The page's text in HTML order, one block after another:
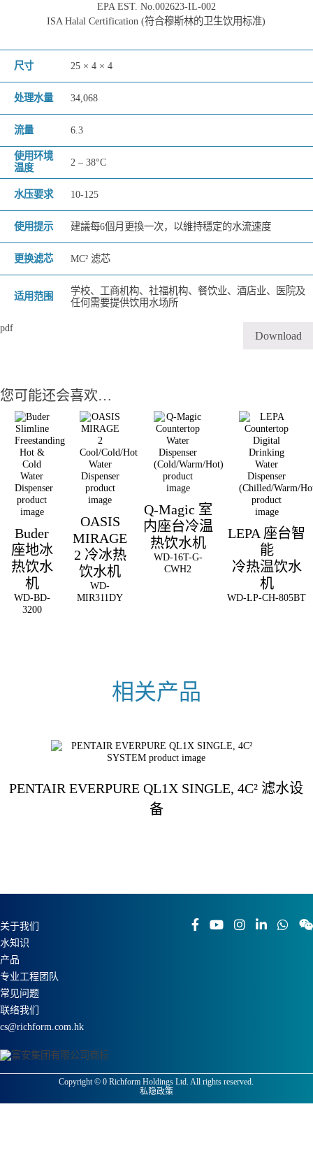
EPA EST. No.002623-IL-002
ISA Halal Certification (符合穆斯林的卫生饮用标准)
尺寸 25 × 4 × 4
处理水量 34,068
流量 6.3
使用环境
温度
2 – 38°C
水压要求 10-125
使用提示 建議每6個月更換一次，以維持穩定的水流速度
更换滤芯 MC² 滤芯
适用范围
学校、工商机构、社福机构、餐饮业、酒店业、医院及
任何需要提供饮用水场所
pdf
Download
您可能还会喜欢…
Buder
座地冰
热饮水
机
WD-BD-
3200
OASIS
MIRAGE
2 冷冰热
饮水机
WD-
MIR311DY
Q-Magic 室
内座台冷温
热饮水机
WD-16T-G-
CWH2
LEPA 座台智
能
冷热温饮水
机
WD-LP-CH-805BT
PENTAIR EVERPURE QL1X SINGLE, 4C² 滤水设
备
关于我们
水知识
产品
专业工程团队
常见问题
联络我们
cs@richform.com.hk
Copyright ©0 Richform Holdings Ltd. All rights reserved.
私隐政策